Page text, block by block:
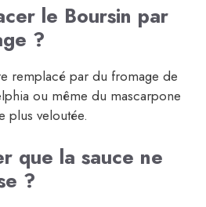
le Boursin par
?
remplacé par du fromage de
ou même du mascarpone
plus veloutée.
que la sauce ne
?